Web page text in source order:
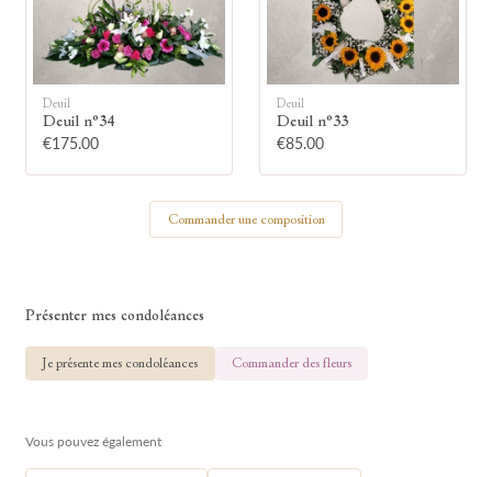
Allumez une bougie
Montrez votre soutien à la famille en
allumant symboliquement une bougie.
Votre prénom
🕯 Allumer ma bougie
Deuil
Deuil n°34
€175.00
Deuil
Deuil n°33
€85.00
Commander une composition
Présenter mes condoléances
Je présente mes condoléances Commander des fleurs
Vous pouvez également